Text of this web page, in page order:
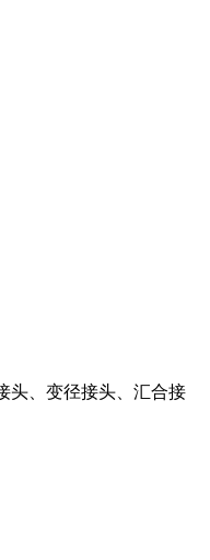
头、变径接头、汇合接